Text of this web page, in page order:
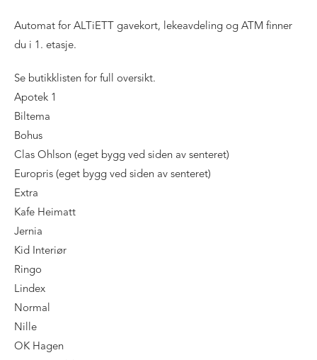
Automat for ALTiETT gavekort, lekeavdeling og ATM finner
du i 1. etasje.
Se butikklisten for full oversikt.
Apotek 1
Biltema
Bohus
Clas Ohlson (eget bygg ved siden av senteret)
Europris (eget bygg ved siden av senteret)
Extra
Kafe Heimatt
Jernia
Kid Interiør
Ringo
Lindex
Normal
Nille
OK Hagen